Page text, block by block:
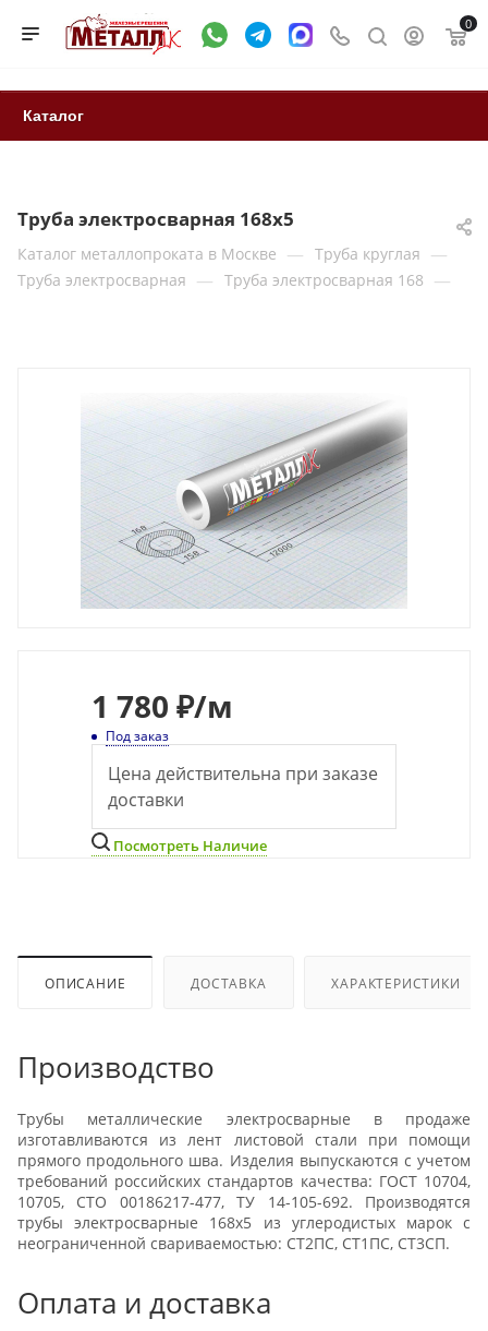
0
Каталог
Труба электросварная 168x5
Каталог металлопроката в Москве — Труба круглая —
Труба электросварная — Труба электросварная 168 —
1 780 ₽/м
Под заказ
Цена действительна при заказе
доставки
Посмотреть Наличие
ОПИСАНИЕ ДОСТАВКА ХАРАКТЕРИСТИКИ
Производство
Трубы металлические электросварные в продаже
изготавливаются из лент листовой стали при помощи
прямого продольного шва. Изделия выпускаются с учетом
требований российских стандартов качества: ГОСТ 10704,
10705, СТО 00186217-477, ТУ 14-105-692. Производятся
трубы электросварные 168x5 из углеродистых марок с
неограниченной свариваемостью: СТ2ПС, СТ1ПС, СТ3СП.
Оплата и доставка